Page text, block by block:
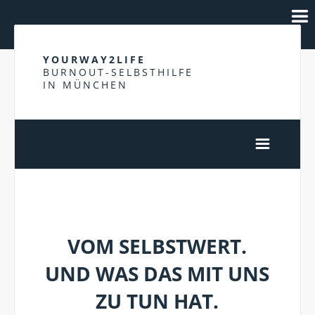
YOURWAY2LIFE
BURNOUT-SELBSTHILFE
IN MÜNCHEN
VOM SELBSTWERT.
UND WAS DAS MIT UNS
ZU TUN HAT.